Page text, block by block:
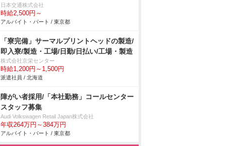
日本交通株式会社
時給2,500円～
アルバイト・パート / 東京都
「寮完備」サーマルプリントヘッドの製造/
即入寮/製造・工場/日勤/日払い/工場・製造
株式会社京栄センター
時給1,200円～1,500円
派遣社員 / 北海道
障がい者採用/「本社勤務」コールセンター
スタッフ募集
Audi Volkswagen Retail Japan株式会社
年収264万円～384万円
アルバイト・パート / 東京都